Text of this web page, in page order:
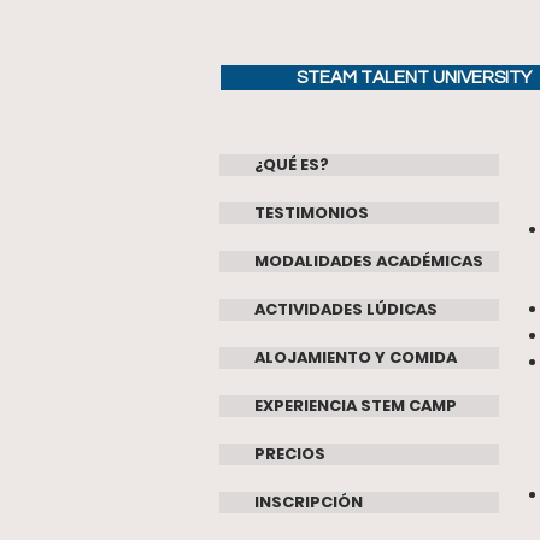
¿QUÉ ES?
TESTIMONIOS
MODALIDADES ACADÉMICAS
ACTIVIDADES LÚDICAS
ALOJAMIENTO Y COMIDA
EXPERIENCIA STEM CAMP
PRECIOS
INSCRIPCIÓN
STEAM TALENT UNIVERSITY